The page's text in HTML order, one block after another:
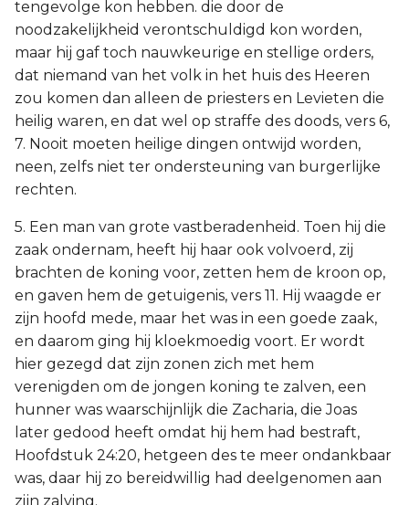
tengevolge kon hebben. die door de
noodzakelijkheid verontschuldigd kon worden,
maar hij gaf toch nauwkeurige en stellige orders,
dat niemand van het volk in het huis des Heeren
zou komen dan alleen de priesters en Levieten die
heilig waren, en dat wel op straffe des doods, vers 6,
7. Nooit moeten heilige dingen ontwijd worden,
neen, zelfs niet ter ondersteuning van burgerlijke
rechten.
5. Een man van grote vastberadenheid. Toen hij die
zaak ondernam, heeft hij haar ook volvoerd, zij
brachten de koning voor, zetten hem de kroon op,
en gaven hem de getuigenis, vers 11. Hij waagde er
zijn hoofd mede, maar het was in een goede zaak,
en daarom ging hij kloekmoedig voort. Er wordt
hier gezegd dat zijn zonen zich met hem
verenigden om de jongen koning te zalven, een
hunner was waarschijnlijk die Zacharia, die Joas
later gedood heeft omdat hij hem had bestraft,
Hoofdstuk 24:20, hetgeen des te meer ondankbaar
was, daar hij zo bereidwillig had deelgenomen aan
zijn zalving.